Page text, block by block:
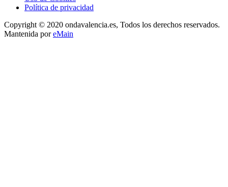
Política de privacidad
Copyright © 2020 ondavalencia.es, Todos los derechos reservados.
Mantenida poreMain